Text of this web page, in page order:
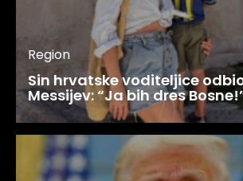
Region
Sin hrvatske voditeljice
Messijev: “Ja bih dres